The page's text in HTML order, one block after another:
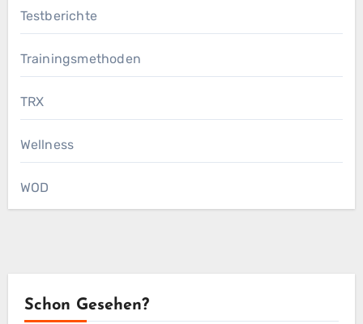
Testberichte
Trainingsmethoden
TRX
Wellness
WOD
Schon Gesehen?